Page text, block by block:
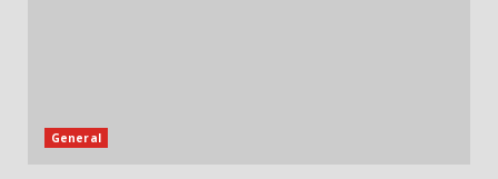
General